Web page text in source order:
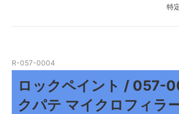
特
R-057-0004
ロックペイント / 057-
クパテ マイクロフィラ